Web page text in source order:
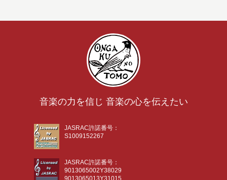
音楽の力を信じ 音楽の心を伝えたい
JASRAC許諾番号：
S1009152267
JASRAC許諾番号：
9013065002Y38029
9013065013Y31015